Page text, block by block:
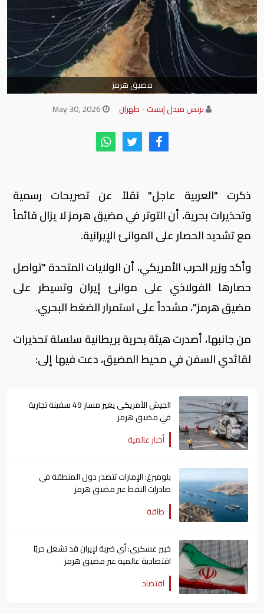
مضيق هرمز
بزنس ميدل إيست - طهران
ذكرت "العربية عاجل" نقلاً عن تصريحات رسمية
وتحذيرات بحرية، أن التوتر في مضيق هرمز لا يزال قائماً
مع تشديد الحصار على الموانئ الإيرانية.
وأكد وزير الحرب الأمريكي، أن الولايات المتحدة "تواصل
حصارها الفولاذي على موانئ إيران وتسيطر على
مضيق هرمز"، مشدداً على استمرار الضغط البحري.
من جانبها، أصدرت هيئة بحرية بريطانية سلسلة تحذيرات
لقائدي السفن في محيط المضيق، دعت فيها إلى:
الجيش الأمريكي يغير مسار 49 سفينة تجارية
في مضيق هرمز
أخبار عالمية
بلومبرغ: الإمارات تتصدر دول المنطقة في
صادرات النفط عبر مضيق هرمز
طاقة
خبير عسكري: أي ضربة لإيران قد تشعل حربًا
اقتصادية عالمية عبر مضيق هرمز
اقتصاد